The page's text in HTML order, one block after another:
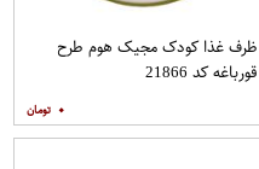
ظرف غذا کودک مجیک هوم طرح
قورباغه کد 21866
۰